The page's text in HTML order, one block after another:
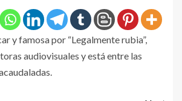
y famosa por “Legalmente rubia”,
audiovisuales y está entre las